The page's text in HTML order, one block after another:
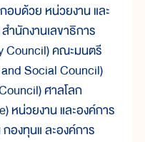
บด้วย หน่วยงาน และ
ำนักงานเลขาธิการ
Council) คณะมนตรี
Social Council)
ศาลโลก
หน่วยงาน และองค์การ
องทุนแ ละองค์การ